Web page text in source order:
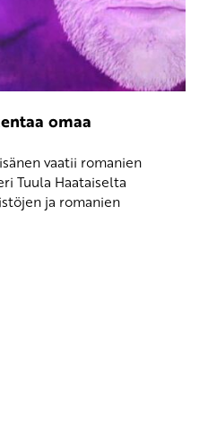
omaa
vaatii romanien
Tuula Haataiselta
ja romanien